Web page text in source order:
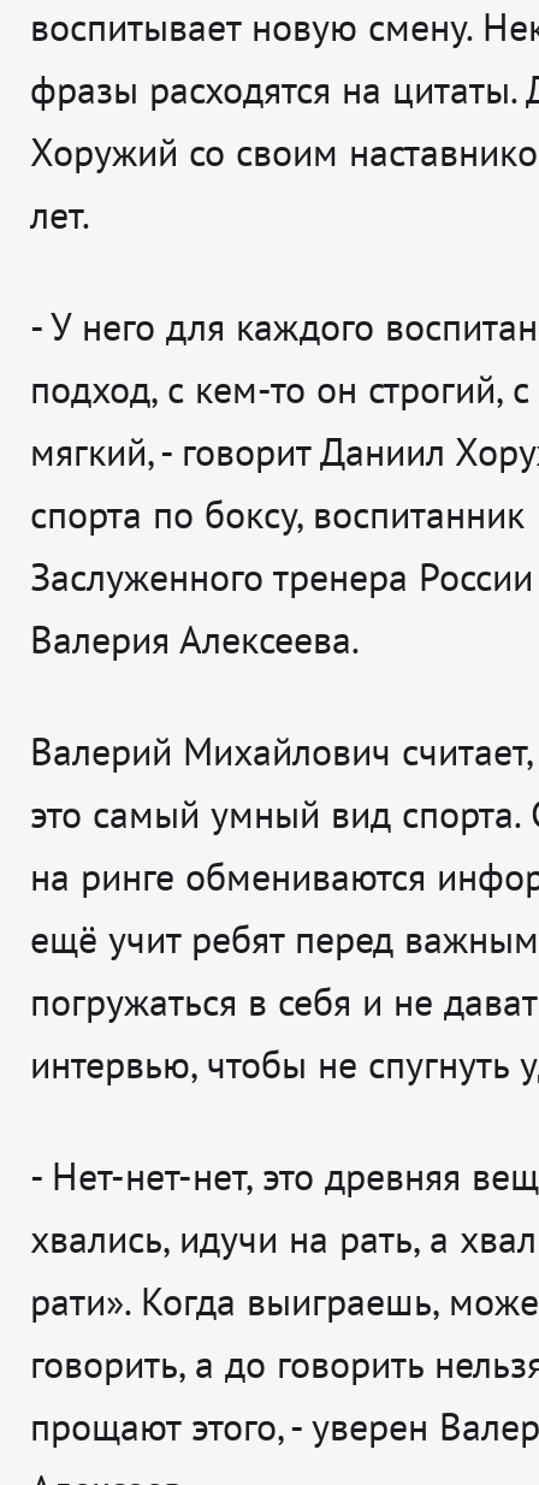
воспитывает новую смену.
фразы расходятся на цитаты.
Хоружий со своим
лет.
-У него для каждого
подход, с кем-то он строгий,
мягкий, - говоритДаниил
спорта по боксу, воспитанник
Заслуженного тренера
Валерия Алексеева.
Валерий Михайлович
это самый умный вид спорта.
на ринге обмениваются
ещё учит ребят перед
погружаться в себя и не
интервью, чтобы не спугнуть
- Нет-нет-нет, это древняя
хвались, идучи на рать, а
рати». Когда выиграешь,
говорить, а до говорить
прощают этого, - уверен